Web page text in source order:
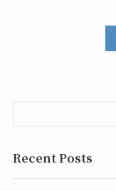
Recent Posts